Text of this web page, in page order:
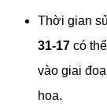
Thời gian
31-17 có
vào giai
hoa.